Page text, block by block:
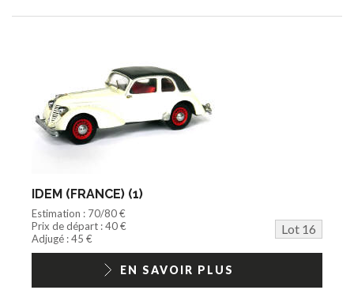
IDEM (FRANCE) (1)
Estimation : 70/80 €
Prix de départ : 40 €
Lot 16
Adjugé : 45 €
EN SAVOIR PLUS